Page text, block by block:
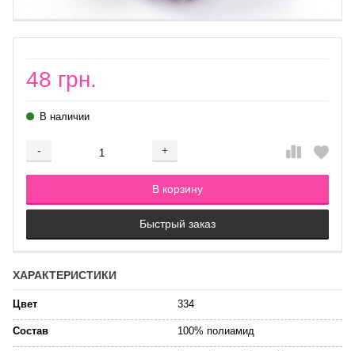
48 грн.
В наличии
- +
Добавляется...
В корзину
Добавлен
Быстрый заказ
ХАРАКТЕРИСТИКИ
Цвет 334
Состав 100% полиамид